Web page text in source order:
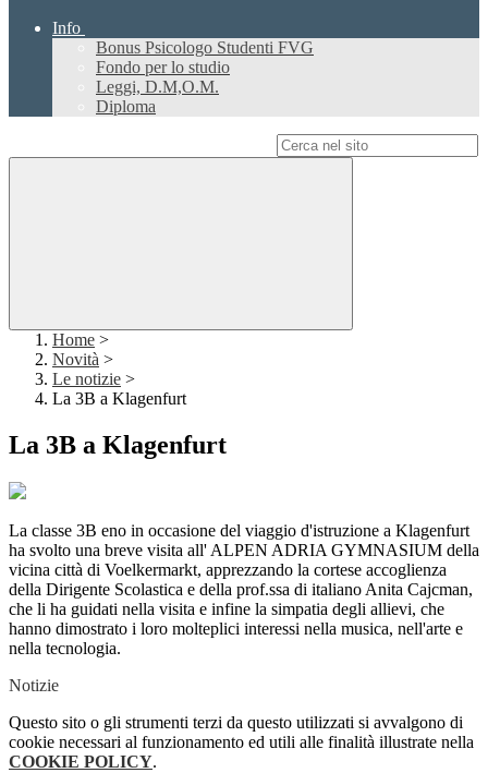
Info
Bonus Psicologo Studenti FVG
Fondo per lo studio
Leggi, D.M,O.M.
Diploma
Home >
Novità >
Le notizie >
La 3B a Klagenfurt
La 3B a Klagenfurt
La classe 3B eno in occasione del viaggio d'istruzione a Klagenfurt
ha svolto una breve visita all' ALPEN ADRIA GYMNASIUM della
vicina città di Voelkermarkt, apprezzando la cortese accoglienza
della Dirigente Scolastica e della prof.ssa di italiano Anita Cajcman,
che li ha guidati nella visita e infine la simpatia degli allievi, che
hanno dimostrato i loro molteplici interessi nella musica, nell'arte e
nella tecnologia.
Notizie
Questo sito o gli strumenti terzi da questo utilizzati si avvalgono di
cookie necessari al funzionamento ed utili alle finalità illustrate nella
COOKIE POLICY.